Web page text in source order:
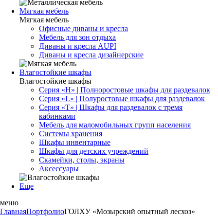
Мягкая мебель
Мягкая мебель
Офисные диваны и кресла
Мебель для зон отдыха
Диваны и кресла AUPI
Диваны и кресла дизайнерские
Влагостойкие шкафы
Влагостойкие шкафы
Серия «H» | Полноростовые шкафы для раздевалок
Серия «L» | Полуростовые шкафы для раздевалок
Серия «T» | Шкафы для раздевалок с тремя
кабинками
Мебель для маломобильных групп населения
Системы хранения
Шкафы инвентарные
Шкафы для детских учреждений
Скамейки, столы, экраны
Аксессуары
Еще
меню
ГлавнаяПортфолиоГОЛХУ «Мозырский опытный лесхоз»